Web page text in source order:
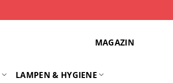
MAGAZIN
LAMPEN & HYGIENE